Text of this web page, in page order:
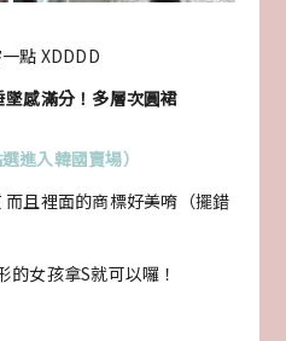
點 XDDDD
墜感滿分！多層次圓裙
進入韓國賣場）
且裡面的商標好美唷（擺錯
女孩拿S就可以囉！